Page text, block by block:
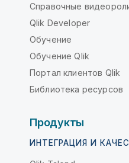
Справочные
Qlik Developer
Обучение
Обучение Qlik
Портал клиентов Qlik
Библиотека ресурсов
Продукты
ИНТЕГРАЦИЯ И